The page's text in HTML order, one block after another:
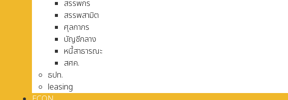
สรรพกร
สรรพสามิต
ศุลกากร
บัญชีกลาง
หนี้สาธารณะ
สศค.
ธปท.
leasing